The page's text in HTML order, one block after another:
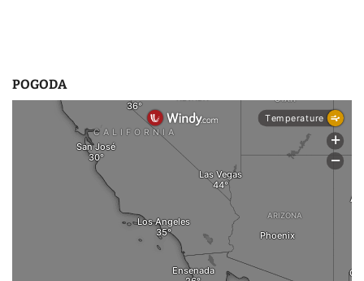
POGODA